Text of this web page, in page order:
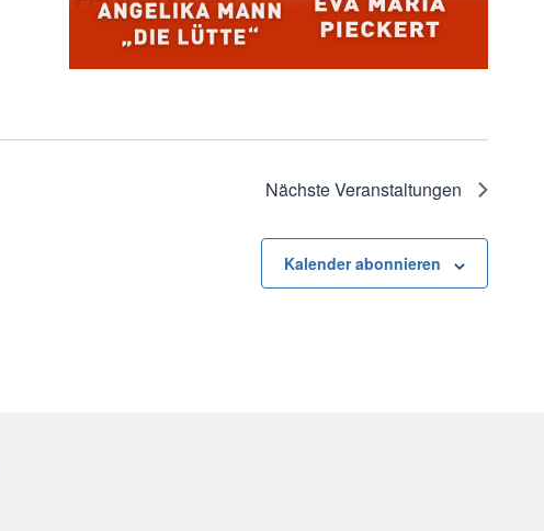
NächsteVeranstaltungen
Kalender abonnieren